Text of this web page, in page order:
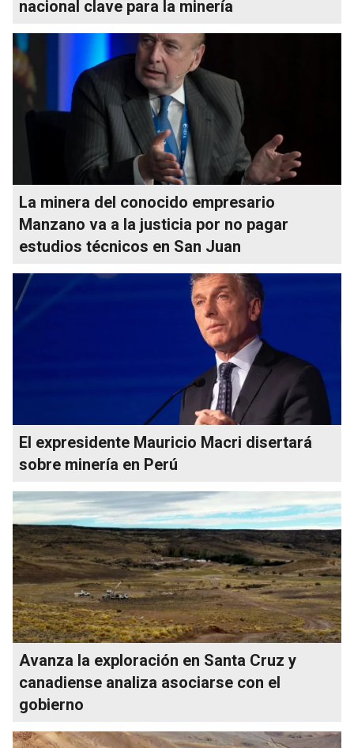
nacional clave para la minería
La minera del conocido empresario
Manzano va a la justicia por no pagar
estudios técnicos en San Juan
El expresidente Mauricio Macri disertará
sobre minería en Perú
Avanza la exploración en Santa Cruz y
canadiense analiza asociarse con el
gobierno